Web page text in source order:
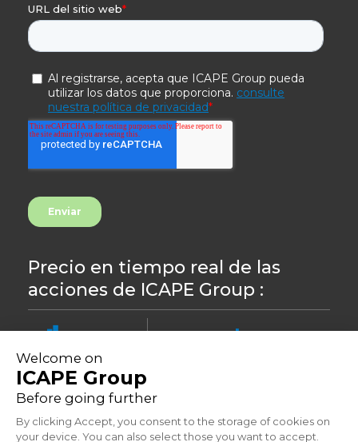
Precio en tiempo real de las
acciones de ICAPE Group :
8.44 -0,24%